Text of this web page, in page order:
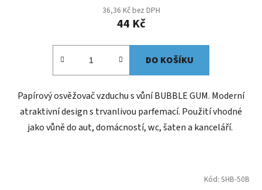
36,36 Kč bez DPH
44 Kč
DO KOŠÍKU
Papírový osvěžovač vzduchu s vůní BUBBLE GUM. Moderní
atraktivní design s trvanlivou parfemací. Použití vhodné
jako vůně do aut, domácností, wc, šaten a kanceláří.
Kód: SHB-50B